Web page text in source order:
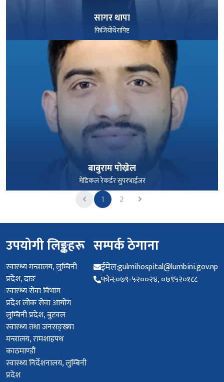
सागर थापा
फिजियोथेरापिष्ट
बाबुराम पोख्रेल
मेडिकल रेकर्डर सुपरभाईजर
पूरा हेर्नुहोस्
Previous
1 2 Next
उपयोगी लिङ्कहरू
स्वास्थ्य मन्त्रालय, लुम्बिनी
प्रदेश, दाङ
स्वास्थ्य सेवा विभाग
प्रदेश लोक सेवा आयोग
लुम्बिनी प्रदेश, बुटवल
स्वास्थ्य तथा जनसङ्ख्या
मन्त्रालय, रामशाहपथ
काठमाण्डौं
स्वास्थ्य निर्देशनालय, लुम्बिनी
प्रदेश
सम्पर्क ठेगाना
ईमेल:gulmihospital@lumbini.gov.np
फोन:०७९-५२००२४, ०७९५२०१८८